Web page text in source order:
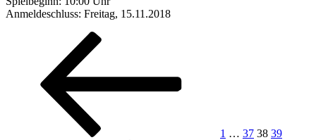
Anmeldeschluss: Freitag, 15.11.2018
Seitennummerierung
Beiträge
1 … 37 38 39